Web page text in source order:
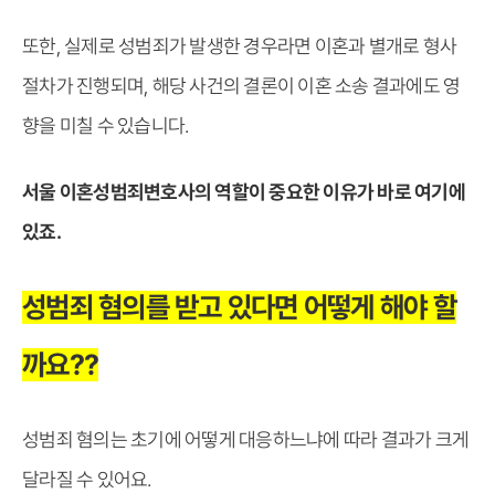
또한, 실제로 성범죄가 발생한 경우라면 이혼과 별개로 형사
절차가 진행되며, 해당 사건의 결론이 이혼 소송 결과에도 영
향을 미칠 수 있습니다.
서울 이혼성범죄변호사의 역할이 중요한 이유가 바로 여기에
있죠.
성범죄 혐의를 받고 있다면 어떻게 해야 할
까요??
성범죄 혐의는 초기에 어떻게 대응하느냐에 따라 결과가 크게
달라질 수 있어요.